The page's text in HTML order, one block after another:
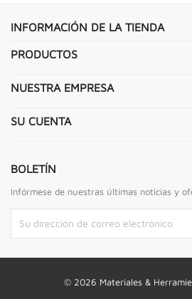
INFORMACIÓN DE LA TIENDA
PRODUCTOS
NUESTRA EMPRESA
SU CUENTA
BOLETÍN
Infórmese de nuestras últimas noticias y
© 2026 Materiales &